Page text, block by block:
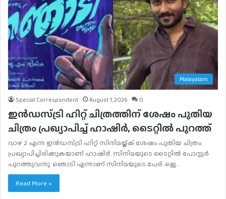
Malayalam
Special Correspondent August 1, 2026 0
ഇൻഡസ്ട്രി ഹിറ്റ് ചിത്രത്തിന് ശേഷം പുതിയ
ചിത്രം പ്രഖ്യാപിച്ച് ഹാഷിർ, ടൈറ്റിൽ പുറത്ത്
വാഴ 2 എന്ന ഇൻഡസ്ട്രി ഹിറ്റ് സിനിമയ്ക്ക് ശേഷം പുതിയ ചിത്രം
പ്രഖ്യാപിച്ചിരിക്കുകയാണ് ഹാഷിർ. സിനിമയുടെ ടൈറ്റിൽ പോസ്റ്റർ
പുറത്തുവന്നു. ഞൊടി എന്നാണ് സിനിമയുടെ പേര്. ജെ…
Read More »